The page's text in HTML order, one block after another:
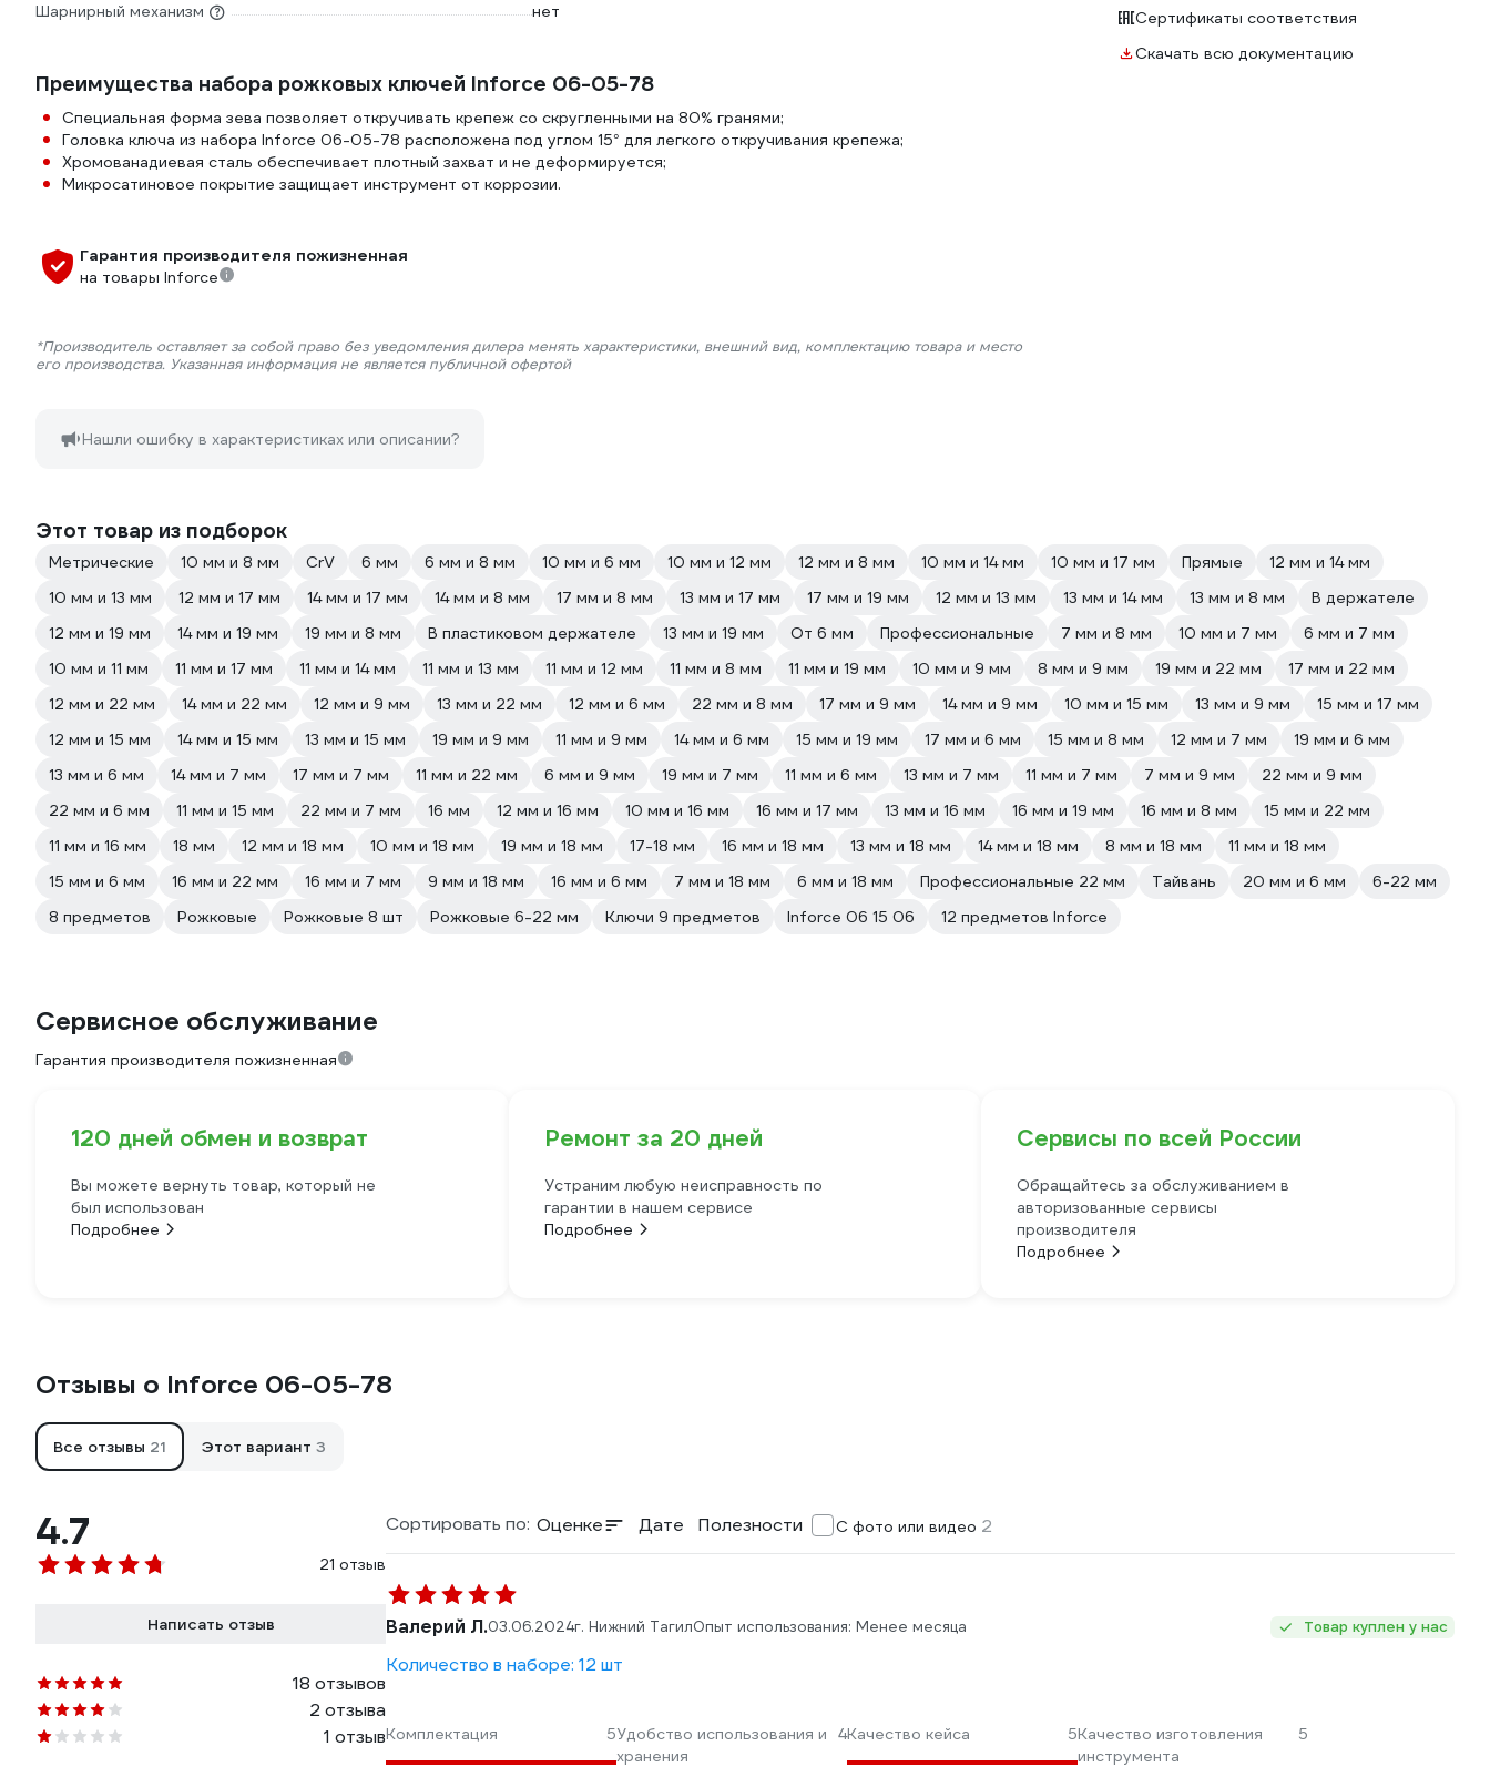
Шарнирный механизм
нет
Преимущества набора рожковых ключей Inforce 06-05-78
Специальная форма зева позволяет откручивать крепеж со скругленными на 80% гранями;
Головка ключа из набора Inforce 06-05-78 расположена под углом 15° для легкого откручивания крепежа;
Хромованадиевая сталь обеспечивает плотный захват и не деформируется;
Микросатиновое покрытие защищает инструмент от коррозии.
Гарантия производителя пожизненная
на товары Inforce
*Производитель оставляет за собой право без уведомления дилера менять характеристики, внешний вид, комплектацию товара и место
его производства. Указанная информация не является публичной офертой
Нашли ошибку в характеристиках или описании?
Сертификаты соответствия
Скачать всю документацию
Этот товар из подборок
Метрические 10 мм и 8 мм CrV 6 мм 6 мм и 8 мм 10 мм и 6 мм 10 мм и 12 мм 12 мм и 8 мм 10 мм и 14 мм 10 мм и 17 мм Прямые
12 мм и 14 мм
10 мм и 13 мм
12 мм и 17 мм 14 мм и 17 мм 14 мм и 8 мм 17 мм и 8 мм 13 мм и 17 мм 17 мм и 19 мм 12 мм и 13 мм 13 мм и 14 мм 13 мм и 8 мм
В держателе
12 мм и 19 мм
14 мм и 19 мм 19 мм и 8 мм В пластиковом держателе 13 мм и 19 мм От 6 мм Профессиональные 7 мм и 8 мм 10 мм и 7 мм
6 мм и 7 мм
10 мм и 11 мм
11 мм и 17 мм 11 мм и 14 мм 11 мм и 13 мм 11 мм и 12 мм 11 мм и 8 мм 11 мм и 19 мм 10 мм и 9 мм 8 мм и 9 мм 19 мм и 22 мм
17 мм и 22 мм
12 мм и 22 мм
14 мм и 22 мм 12 мм и 9 мм 13 мм и 22 мм 12 мм и 6 мм 22 мм и 8 мм 17 мм и 9 мм 14 мм и 9 мм 10 мм и 15 мм 13 мм и 9 мм
15 мм и 17 мм
12 мм и 15 мм
14 мм и 15 мм 13 мм и 15 мм 19 мм и 9 мм 11 мм и 9 мм 14 мм и 6 мм 15 мм и 19 мм 17 мм и 6 мм 15 мм и 8 мм 12 мм и 7 мм
19 мм и 6 мм
13 мм и 6 мм
14 мм и 7 мм 17 мм и 7 мм 11 мм и 22 мм 6 мм и 9 мм 19 мм и 7 мм 11 мм и 6 мм 13 мм и 7 мм 11 мм и 7 мм 7 мм и 9 мм
22 мм и 9 мм
22 мм и 6 мм
11 мм и 15 мм 22 мм и 7 мм 16 мм 12 мм и 16 мм 10 мм и 16 мм 16 мм и 17 мм 13 мм и 16 мм 16 мм и 19 мм 16 мм и 8 мм
15 мм и 22 мм
11 мм и 16 мм
18 мм 12 мм и 18 мм 10 мм и 18 мм 19 мм и 18 мм 17-18 мм 16 мм и 18 мм 13 мм и 18 мм 14 мм и 18 мм 8 мм и 18 мм
11 мм и 18 мм
15 мм и 6 мм
16 мм и 22 мм 16 мм и 7 мм 9 мм и 18 мм 16 мм и 6 мм 7 мм и 18 мм 6 мм и 18 мм Профессиональные 22 мм Тайвань 20 мм и 6 мм
6-22 мм
8 предметов
Рожковые Рожковые 8 шт Рожковые 6-22 мм Ключи 9 предметов Inforce 06 15 06 12 предметов Inforce
Сервисное обслуживание
Гарантия производителя пожизненная
120 дней обмен и возврат
Вы можете вернуть товар, который не
был использован
Подробнее
Ремонт за 20 дней
Устраним любую неисправность по
гарантии в нашем сервисе
Подробнее
Сервисы по всей России
Обращайтесь за обслуживанием в
авторизованные сервисы
производителя
Подробнее
Отзывы о Inforce 06-05-78
Все отзывы 21 Этот вариант 3
4.7
21 отзыв
Написать отзыв
18 отзывов
2 отзыва
1 отзыв
Сортировать по: Оценке Дате Полезности С фото или видео 2
Валерий Л.03.06.2024г. Нижний ТагилОпыт использования: Менее месяца Товар куплен у нас
Количество в наборе: 12 шт
Комплектация 5Удобство использования и
хранения
4Качество кейса 5Качество изготовления
инструмента
5